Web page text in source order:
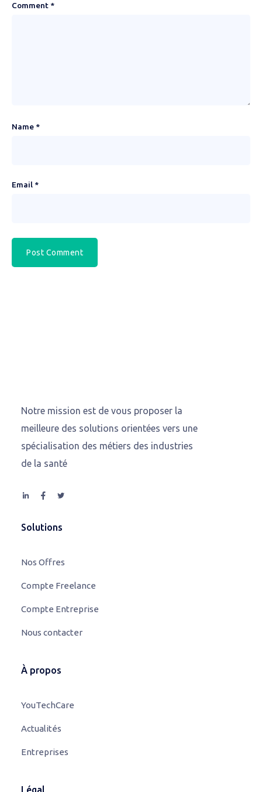
Comment *
Name *
Email *
Notre mission est de vous proposer la
meilleure des solutions orientées vers une
spécialisation des métiers des industries
de la santé
Solutions
Nos Offres
Compte Freelance
Compte Entreprise
Nous contacter
À propos
YouTechCare
Actualités
Entreprises
Légal